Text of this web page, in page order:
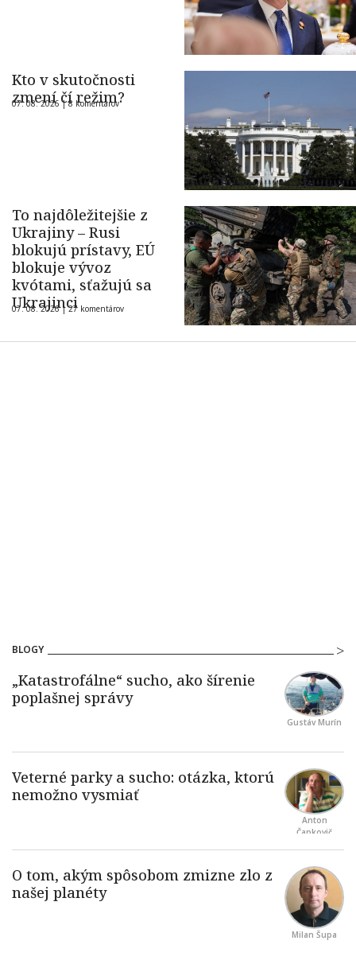
Kto v skutočnosti
zmení čí režim?
07. 08. 2026 |8 komentárov
To najdôležitejšie z
Ukrajiny – Rusi
blokujú prístavy, EÚ
blokuje vývoz
kvótami, sťažujú sa
Ukrajinci
07. 08. 2026 |27 komentárov
BLOGY
Gustáv Murín
Anton
Čapkovič
Milan Šupa